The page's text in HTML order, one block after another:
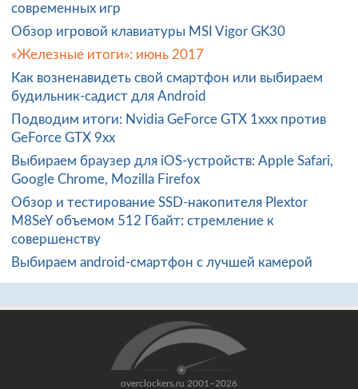
современных игр
Обзор игровой клавиатуры MSI Vigor GK30
«Железные итоги»: июнь 2017
Как возненавидеть свой смартфон или выбираем
будильник-садист для Android
Подводим итоги: Nvidia GeForce GTX 1xxx против
GeForce GTX 9xx
Выбираем браузер для iOS-устройств: Apple Safari,
Google Chrome, Mozilla Firefox
Обзор и тестирование SSD-накопителя Plextor
M8SeY объемом 512 Гбайт: стремление к
совершенству
Выбираем android-смартфон с лучшей камерой
overclockers.ru 2001–2026